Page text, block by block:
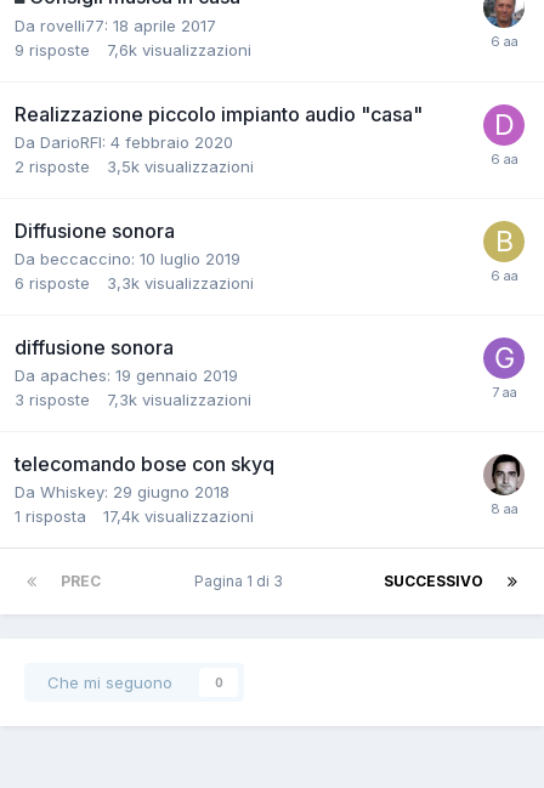
Da rovelli77: 18 aprile 2017
9 risposte 7,6k visualizzazioni
Realizzazione piccolo impianto audio "casa"
Da DarioRFI: 4 febbraio 2020
2 risposte 3,5k visualizzazioni
Diffusione sonora
Da beccaccino: 10 luglio 2019
6 risposte 3,3k visualizzazioni
diffusione sonora
Da apaches: 19 gennaio 2019
3 risposte 7,3k visualizzazioni
telecomando bose con skyq
Da Whiskey: 29 giugno 2018
1 risposta 17,4k visualizzazioni
PREC SUCCESSIVO
Pagina 1 di 3
Che mi seguono 0